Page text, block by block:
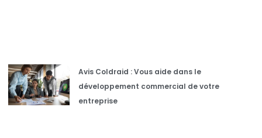
Avis Coldraid : Vous aide dans le
développement commercial de votre
entreprise